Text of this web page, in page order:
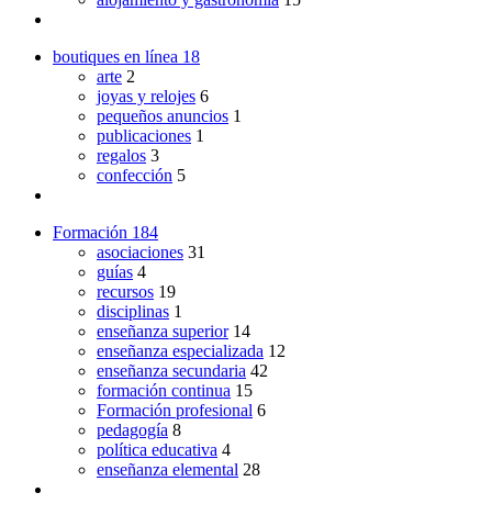
boutiques en línea 18
arte 2
joyas y relojes 6
pequeños anuncios 1
publicaciones 1
regalos 3
confección 5
Formación 184
asociaciones 31
guías 4
recursos 19
disciplinas 1
enseñanza superior 14
enseñanza especializada 12
enseñanza secundaria 42
formación continua 15
Formación profesional 6
pedagogía 8
política educativa 4
enseñanza elemental 28